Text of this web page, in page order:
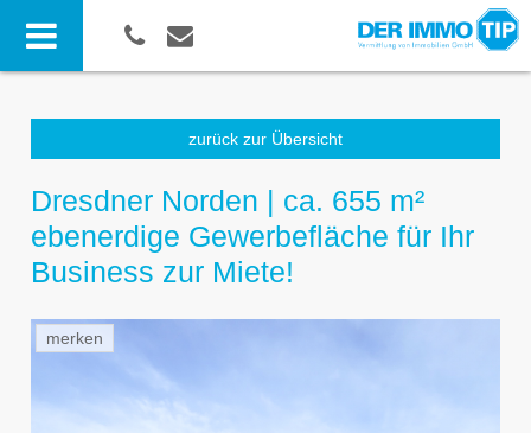
zurück zur Übersicht
Dresdner Norden | ca. 655 m²
ebenerdige Gewerbefläche für Ihr
Business zur Miete!
merken